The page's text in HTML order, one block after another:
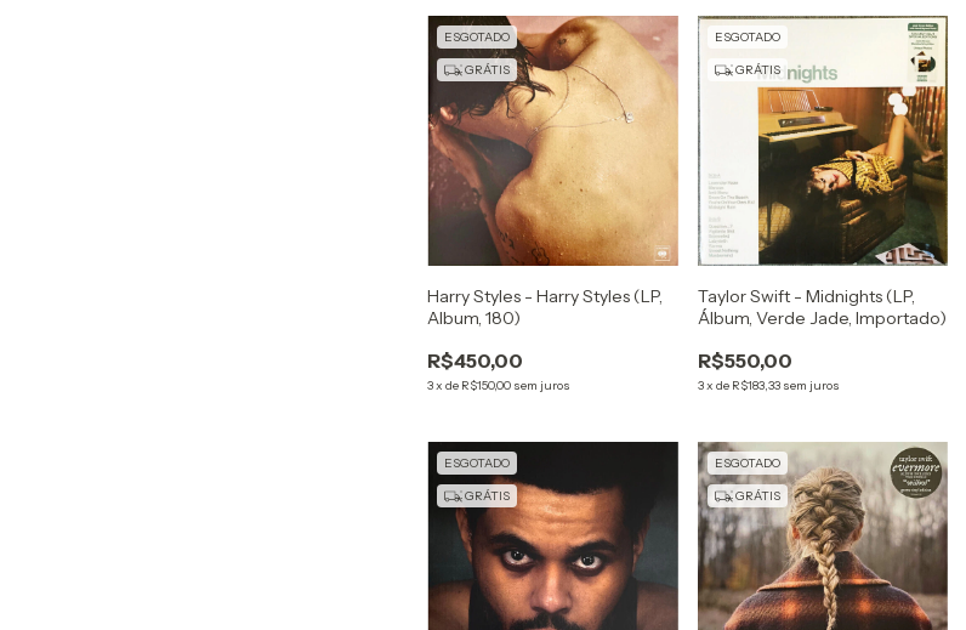
ESGOTADO
GRÁTIS
Harry Styles - Harry Styles (LP,
Album, 180)
R$450,00
3xde R$150,00 sem juros
ESGOTADO
GRÁTIS
Taylor Swift - Midnights (LP,
Álbum, Verde Jade, Importado)
R$550,00
3x de R$183,33 sem juros
ESGOTADO
GRÁTIS
ESGOTADO
GRÁTIS